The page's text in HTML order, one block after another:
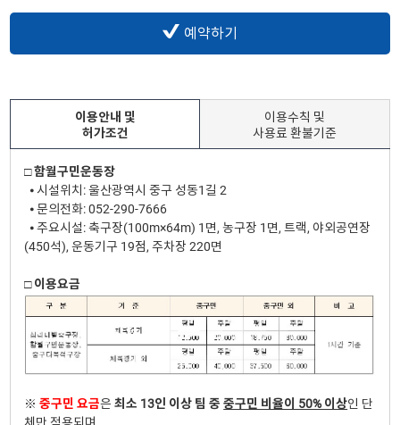
예약하기
이용안내 및
허가조건
이용수칙 및
사용료 환불기준
□ 함월구민운동장
⦁ 시설위치: 울산광역시 중구 성동1길 2
⦁ 문의전화: 052-290-7666
⦁ 주요시설: 축구장(100m×64m) 1면, 농구장 1면, 트랙, 야외공연장
(450석), 운동기구 19점, 주차장 220면
□ 이용요금
※ 중구민 요금은 최소 13인 이상 팀 중중구민 비율이 50% 이상인 단